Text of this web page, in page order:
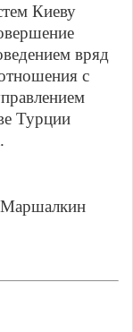
Киеву
вряд
с
Турции
Маршалкин